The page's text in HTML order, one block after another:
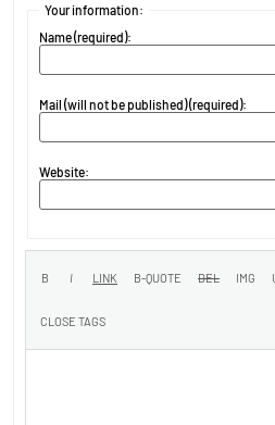
Your information:
Name (required):
Mail (will not be published) (required):
Website: